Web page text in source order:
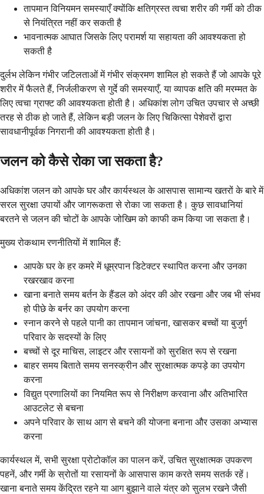
तापमान विनियमन समस्याएँ क्योंकि क्षतिग्रस्त त्वचा शरीर की गर्मी को ठीक
से नियंत्रित नहीं कर सकती है
भावनात्मक आघात जिसके लिए परामर्श या सहायता की आवश्यकता हो
सकती है
दुर्लभ लेकिन गंभीर जटिलताओं में गंभीर संक्रमण शामिल हो सकते हैं जो आपके पूरे
शरीर में फैलते हैं, निर्जलीकरण से गुर्दे की समस्याएँ, या व्यापक क्षति की मरम्मत के
लिए त्वचा ग्राफ्ट की आवश्यकता होती है। अधिकांश लोग उचित उपचार से अच्छी
तरह से ठीक हो जाते हैं, लेकिन बड़ी जलन के लिए चिकित्सा पेशेवरों द्वारा
सावधानीपूर्वक निगरानी की आवश्यकता होती है।
जलन को कैसे रोका जा सकता है?
अधिकांश जलन को आपके घर और कार्यस्थल के आसपास सामान्य खतरों के बारे में
सरल सुरक्षा उपायों और जागरूकता से रोका जा सकता है। कुछ सावधानियां
बरतने से जलन की चोटों के आपके जोखिम को काफी कम किया जा सकता है।
मुख्य रोकथाम रणनीतियों में शामिल हैं:
आपके घर के हर कमरे में धूम्रपान डिटेक्टर स्थापित करना और उनका
रखरखाव करना
खाना बनाते समय बर्तन के हैंडल को अंदर की ओर रखना और जब भी संभव
हो पीछे के बर्नर का उपयोग करना
स्नान करने से पहले पानी का तापमान जांचना, खासकर बच्चों या बुजुर्ग
परिवार के सदस्यों के लिए
बच्चों से दूर माचिस, लाइटर और रसायनों को सुरक्षित रूप से रखना
बाहर समय बिताते समय सनस्क्रीन और सुरक्षात्मक कपड़े का उपयोग
करना
विद्युत प्रणालियों का नियमित रूप से निरीक्षण करवाना और अतिभारित
आउटलेट से बचना
अपने परिवार के साथ आग से बचने की योजना बनाना और उसका अभ्यास
करना
कार्यस्थल में, सभी सुरक्षा प्रोटोकॉल का पालन करें, उचित सुरक्षात्मक उपकरण
पहनें, और गर्मी के स्रोतों या रसायनों के आसपास काम करते समय सतर्क रहें।
खाना बनाते समय केंद्रित रहने या आग बुझाने वाले यंत्र को सुलभ रखने जैसी